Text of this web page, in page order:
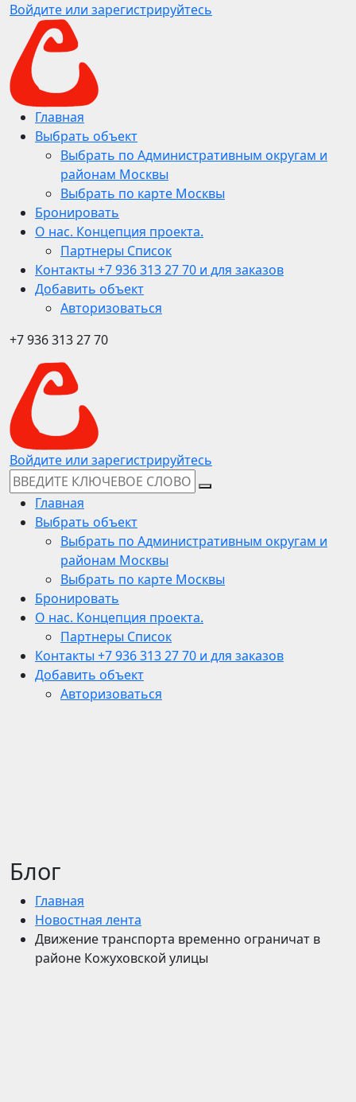
Войдите или зарегистрируйтесь
Главная
Выбрать объект
Выбрать по Административным округам и
районам Москвы
Выбрать по карте Москвы
Бронировать
О нас. Концепция проекта.
Партнеры Список
Контакты +7 936 313 27 70 и для заказов
Добавить объект
Авторизоваться
+7 936 313 27 70
Войдите или зарегистрируйтесь
Главная
Выбрать объект
Выбрать по Административным округам и
районам Москвы
Выбрать по карте Москвы
Бронировать
О нас. Концепция проекта.
Партнеры Список
Контакты +7 936 313 27 70 и для заказов
Добавить объект
Авторизоваться
Блог
Главная
Новостная лента
Движение транспорта временно ограничат в
районе Кожуховской улицы